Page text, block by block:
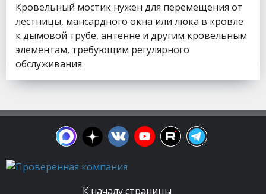
Кровельный мостик нужен для перемещения от
лестницы, мансардного окна или люка в кровле
к дымовой трубе, антенне и другим кровельным
элементам, требующим регулярного
обслуживания.
К началу страницы